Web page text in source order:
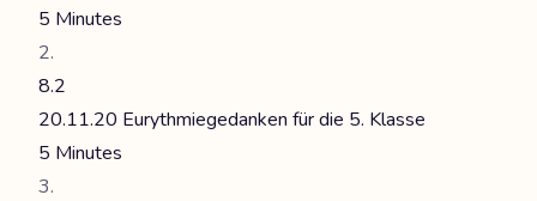
5 Minutes
8.2
20.11.20 Eurythmiegedanken für die 5. Klasse
5 Minutes